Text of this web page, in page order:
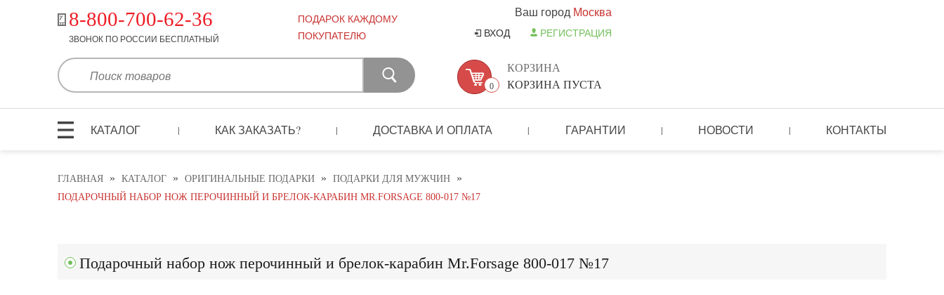
8-800-700-62-36
ЗВОНОК ПО РОССИИ БЕСПЛАТНЫЙ
ПОДАРОК КАЖДОМУ
ПОКУПАТЕЛЮ
Ваш город Москва
ВХОД РЕГИСТРАЦИЯ
0
КОРЗИНА
КОРЗИНА ПУСТА
КАТАЛОГ | КАК ЗАКАЗАТЬ? | ДОСТАВКА И ОПЛАТА | ГАРАНТИИ | НОВОСТИ | КОНТАКТЫ
ГЛАВНАЯ » КАТАЛОГ » ОРИГИНАЛЬНЫЕ ПОДАРКИ » ПОДАРКИ ДЛЯ МУЖЧИН »
ПОДАРОЧНЫЙ НАБОР НОЖ ПЕРОЧИННЫЙ И БРЕЛОК-КАРАБИН MR.FORSAGE 800-017 №17
Подарочный набор нож перочинный и брелок-карабин Mr.Forsage 800-017 №17